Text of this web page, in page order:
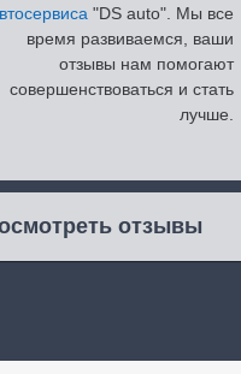
"DS auto". Мы все
время развиваемся, ваши
отзывы нам помогают
совершенствоваться и стать
лучше.
отзывы